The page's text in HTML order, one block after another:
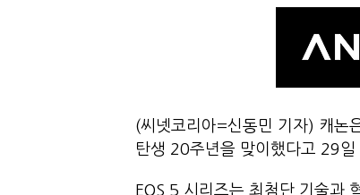
(씨넷코리아=신동민 기자) 캐논
탄생 20주년을 맞이했다고 29일
EOS 5 시리즈는 최첨단 기술과